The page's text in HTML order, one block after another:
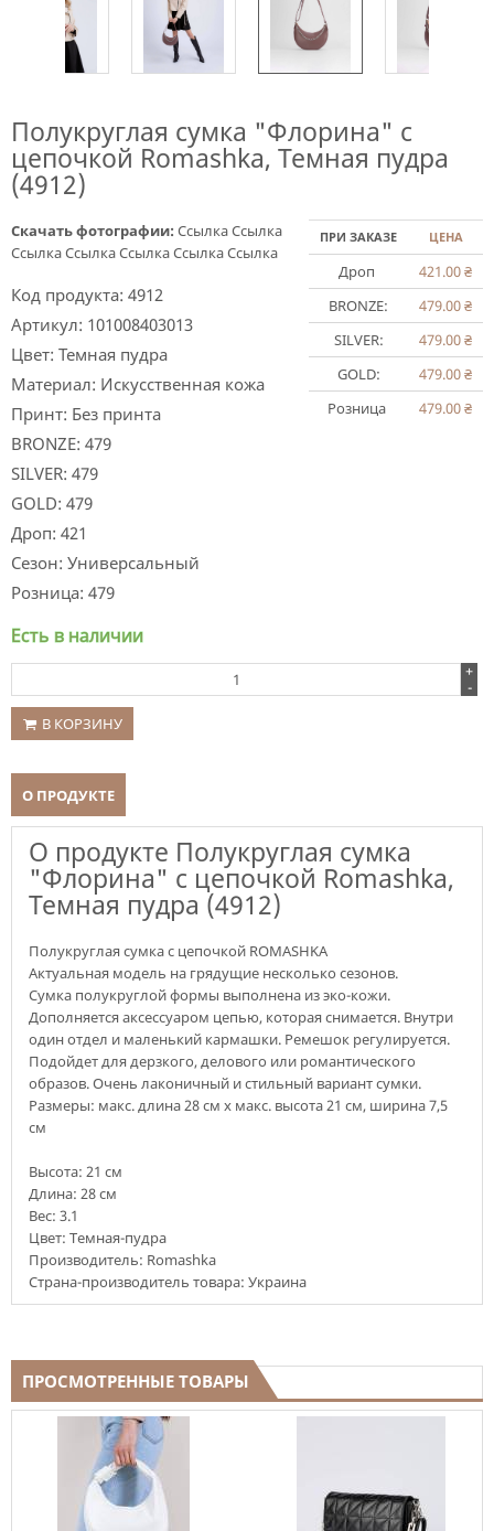
Полукруглая сумка "Флорина" с
цепочкой Romashka, Темная пудра
(4912)
ПРИ ЗАКАЗЕ ЦЕНА
Дроп 421.00₴
BRONZE:
479.00₴
SILVER:
479.00₴
GOLD:
479.00₴
Розница
479.00₴
Скачать фотографии: СсылкаСсылка
СсылкаСсылкаСсылкаСсылкаСсылка
Код продукта: 4912
Артикул: 101008403013
Цвет: Темная пудра
Материал: Искусственная кожа
Принт: Без принта
BRONZE: 479
SILVER: 479
GOLD: 479
Дроп: 421
Сезон: Универсальный
Розница: 479
Есть в наличии
+
-
В КОРЗИНУ
О ПРОДУКТЕ
О продукте Полукруглая сумка
"Флорина" с цепочкой Romashka,
Темная пудра (4912)
Полукруглая сумка с цепочкой ROMASHKA
Актуальная модель на грядущие несколько сезонов.
Сумка полукруглой формы выполнена из эко-кожи.
Дополняется аксессуаром цепью, которая снимается. Внутри
один отдел и маленький кармашки. Ремешок регулируется.
Подойдет для дерзкого, делового или романтического
образов. Очень лаконичный и стильный вариант сумки.
Размеры: макс. длина 28 см х макс. высота 21 см, ширина 7,5
см
Высота: 21 см
Длина: 28 см
Вес: 3.1
Цвет: Темная-пудра
Производитель: Romashka
Страна-производитель товара: Украина
ПРОСМОТРЕННЫЕ ТОВАРЫ